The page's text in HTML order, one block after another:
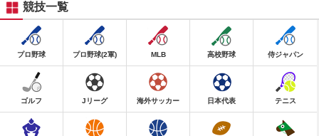
競技一覧
プロ野球 プロ野球(2軍) MLB 高校野球 侍ジャパン
ゴルフ Jリーグ 海外サッカー 日本代表 テニス